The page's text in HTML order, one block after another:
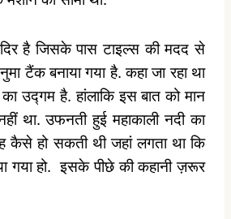
है जिसके पास टाइल्स की मदद से
टैंक बनाया गया है. कहा जा रहा था
उद्गम है. हांलाकि इस बात को मान
था. उफनती हुई महाकाली नदी का
कैसे हो सकती थी जहां लगता था कि
गया हो. इसके पीछे की कहानी ज़रूर